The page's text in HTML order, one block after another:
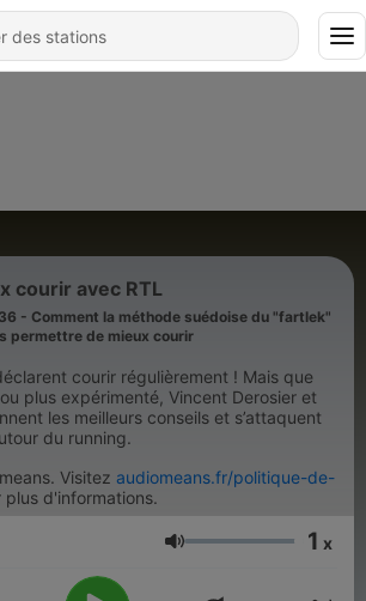
courir avec RTL
36 - Comment la méthode suédoise du "fartlek"
permettre de mieux courir
courir régulièrement ! Mais que
plus expérimenté, Vincent Derosier et
les meilleurs conseils et s’attaquent
du running.
Visitez audiomeans.fr/politique-de-
plus d'informations.
Volume 1 x